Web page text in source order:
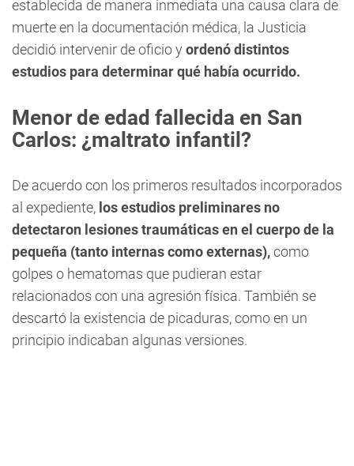
establecida de manera inmediata una causa clara de
muerte en la documentación médica, la Justicia
decidió intervenir de oficio y ordenó distintos
estudios para determinar qué había ocurrido.
Menor de edad fallecida en San
Carlos: ¿maltrato infantil?
De acuerdo con los primeros resultados incorporados
al expediente, los estudios preliminares no
detectaron lesiones traumáticas en el cuerpo de la
pequeña (tanto internas como externas),como
golpes o hematomas que pudieran estar
relacionados con una agresión física. También se
descartó la existencia de picaduras, como en un
principio indicaban algunas versiones.